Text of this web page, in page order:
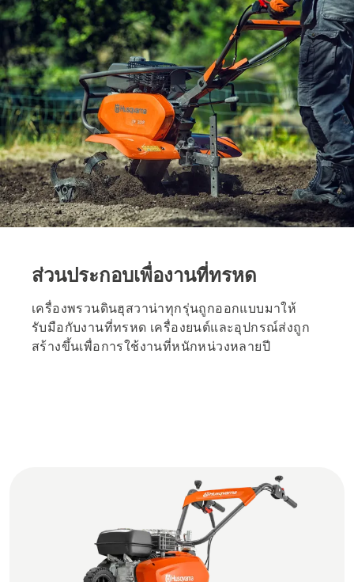
ส่วนประกอบเพื่องานที่ทรหด
เครื่องพรวนดินฮุสวาน่าทุกรุ่นถูกออกแบบมาให้
รับมือกับงานที่ทรหด เครื่องยนต์และอุปกรณ์ส่งถูก
สร้างขึ้นเพื่อการใช้งานที่หนักหน่วงหลายปี